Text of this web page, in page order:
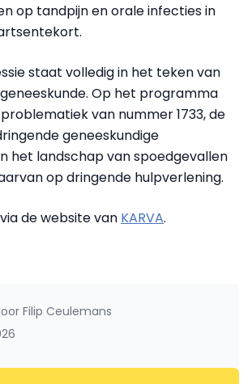
op tandpijn en orale infecties in
staat volledig in het teken van
Op het programma
van nummer 1733, de
geneeskundige
het landschap van spoedgevallen
op dringende hulpverlening.
de website van KARVA.
Filip Ceulemans